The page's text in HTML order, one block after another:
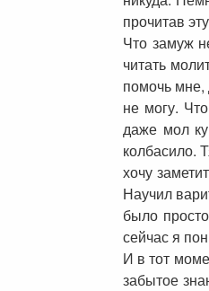
прочитав
Что замуж
читать
помочь мне,
не могу.
даже мол
колбасило.
хочу
Научил
было
сейчас я
И в тот
забытое